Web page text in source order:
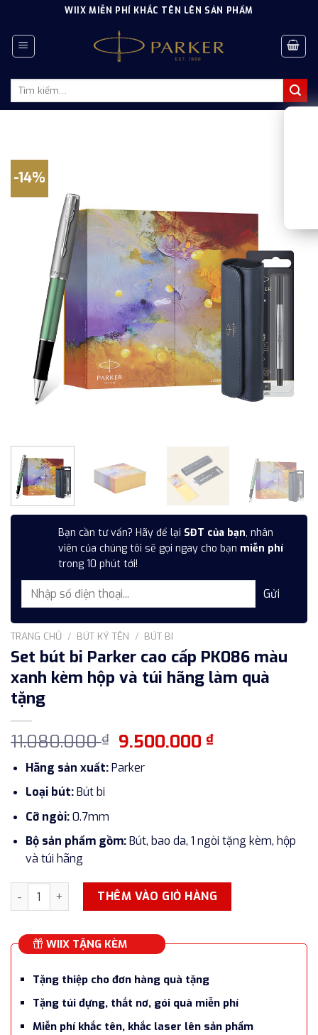
content
WIIX MIỄN PHÍ KHẮC TÊN LÊN SẢN PHẨM
Tìm
-14%
Bạn cần tư vấn? Hãy để lại SĐT của bạn, nhân
viên của chúng tôi sẽ gọi ngay cho bạn miễn phí
trong 10 phút tới!
TRANG CHỦ / BÚT KÝ TÊN / BÚT BI
Set bút bi Parker cao cấp PK086 màu
xanh kèm hộp và túi hãng làm quà
tặng
11.080.000₫ Giá
gốc
là:
9.500.000₫Giá
Hãng sản xuất:Parker
Loại bút:Bút bi
Cỡ ngòi:0.7mm
Bộ sản phẩm gồm:Bút, bao da, 1 ngòi tặng kèm, hộp
và túi hãng
Set bút bi Parker cao cấp PK086 màu xanh kèm hộp và túi
THÊM VÀO GIỎ HÀNG
WIIX TẶNG KÈM
Tặng thiệp cho đơn hàng quà tặng
Tặng túi đựng, thắt nơ, gói quà miễn phí
Miễn phí khắc tên, khắc laser lên sản phẩm